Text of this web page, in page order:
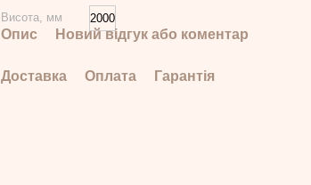
Висота, мм 2000
Опис Новий відгук або коментар
Доставка Оплата Гарантія